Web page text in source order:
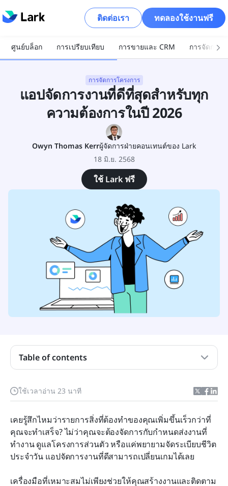
ติดต่อเรา ทดลองใช้งานฟรี
ศูนย์บล็อก การเปรียบเทียบ การขายและ CRM การจัดการ
การจัดการโครงการ
แอปจัดการงานที่ดีที่สุดสำหรับทุก
ความต้องการในปี 2026
Owyn Thomas Kerrผู้จัดการฝ่ายคอนเทนต์ของ Lark
18 มิ.ย. 2568
ใช้ Lark ฟรี
ใช้เวลาอ่าน 23 นาที
เคยรู้สึกไหมว่ารายการสิ่งที่ต้องทำของคุณเพิ่มขึ้นเร็วกว่าที่
คุณจะทำเสร็จ? ไม่ว่าคุณจะต้องจัดการกับกำหนดส่งงานที่
ทำงาน ดูแลโครงการส่วนตัว หรือแค่พยายามจัดระเบียบชีวิต
ประจำวัน แอปจัดการงานที่ดีสามารถเปลี่ยนเกมได้เลย
เครื่องมือที่เหมาะสมไม่เพียงช่วยให้คุณสร้างงานและติดตาม
Table of contents
ซอฟต์แวร์การจัดการงานคืออะไร?
แอปที่ดีที่สุดสำหรับการจัดการงานในพริบตา
วิธีที่เราประเมินซอฟต์แวร์การจัดการงาน
แอปจัดการงานที่ดีที่สุดสำหรับความต้องการที่แตก
ต่างกัน
คุณสมบัติสำคัญที่ควรมองหาในแอปจัดการงาน